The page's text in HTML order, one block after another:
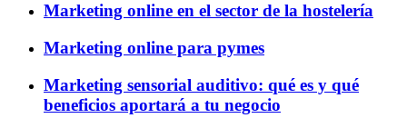
Marketing online en el sector de la hostelería
Marketing online para pymes
Marketing sensorial auditivo: qué es y qué
beneficios aportará a tu negocio